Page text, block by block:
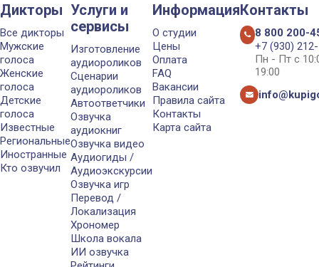
Дикторы
Все дикторы
Мужские
голоса
Женские
голоса
Детские
голоса
Известные
Региональные
Иностранные
Кто озвучил
Услуги и
сервисы
Изготовление
аудиороликов
Сценарии
аудиороликов
Автоответчики
Озвучка
аудиокниг
Озвучка видео
Аудиогиды /
Аудиоэкскурсии
Озвучка игр
Перевод /
Локализация
Хрономер
Школа вокала
ИИ озвучка
Информация
О студии
Цены
Оплата
FAQ
Вакансии
Правила сайта
Контакты
Карта сайта
Контакты
8 800 200-
+7 (930)
Пн - Пт с
19:00